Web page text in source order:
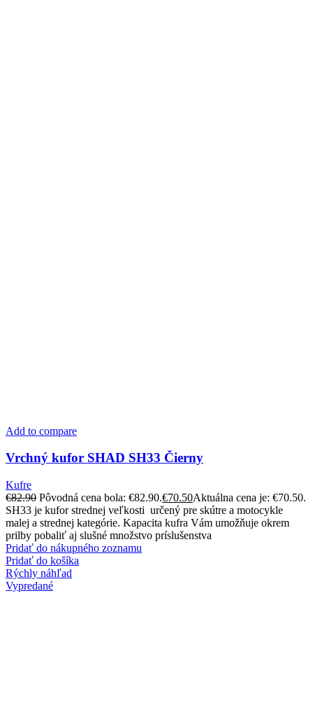
Add to compare
Vrchný kufor SHAD SH33 Čierny
Kufre
€82.90 Pôvodná cena bola: €82.90.€70.50Aktuálna cena je: €70.50.
SH33 je kufor strednej veľkosti určený pre skútre a motocykle
malej a strednej kategórie. Kapacita kufra Vám umožňuje okrem
prilby pobaliť aj slušné množstvo príslušenstva
Pridať do nákupného zoznamu
Pridať do košíka
Rýchly náhľad
Vypredané